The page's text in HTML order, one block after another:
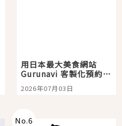
用日本最大美食網站
Gurunavi 客製化預約九
大都市餐廳，打造專屬
美食體驗！
2026年07月03日
No.6